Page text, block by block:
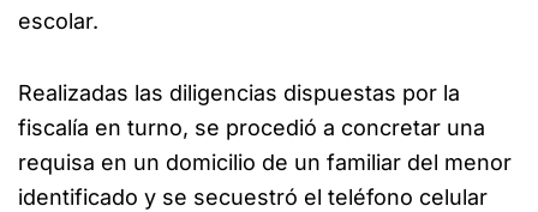
escolar.
Realizadas las diligencias dispuestas por la
fiscalía en turno, se procedió a concretar una
requisa en un domicilio de un familiar del menor
identificado y se secuestró el teléfono celular